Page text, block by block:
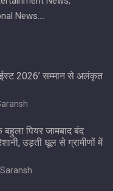
News….
2026’ सम्मान से अलंकृत
बहुला पियर जामबाद बंद
उड़ती धूल से ग्रामीणों में